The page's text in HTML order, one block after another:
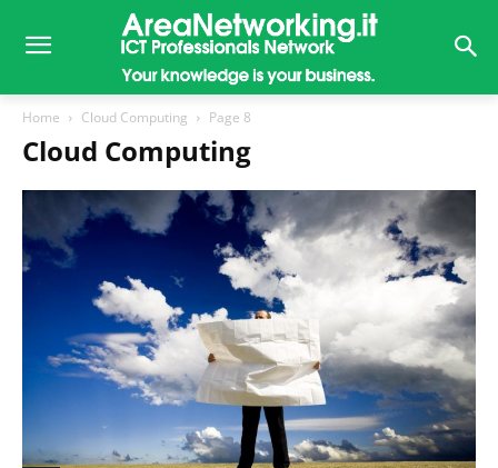
Home Cloud Computing Page 8
Cloud Computing